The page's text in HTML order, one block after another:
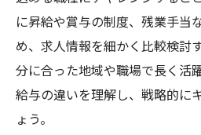
に昇給や賞与の制度、残業手当
め、求人情報を細かく比較検討
分に合った地域や職場で長く活
給与の違いを理解し、戦略的に
ょう。